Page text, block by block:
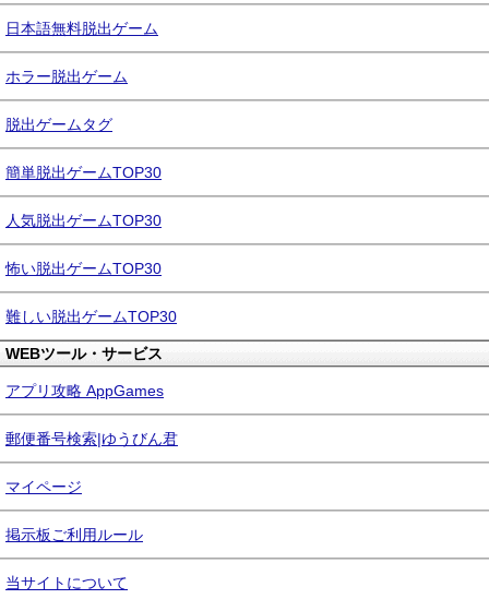
日本語無料脱出ゲーム
ホラー脱出ゲーム
脱出ゲームタグ
簡単脱出ゲームTOP30
人気脱出ゲームTOP30
怖い脱出ゲームTOP30
難しい脱出ゲームTOP30
WEBツール・サービス
アプリ攻略 AppGames
郵便番号検索|ゆうびん君
マイページ
掲示板ご利用ルール
当サイトについて